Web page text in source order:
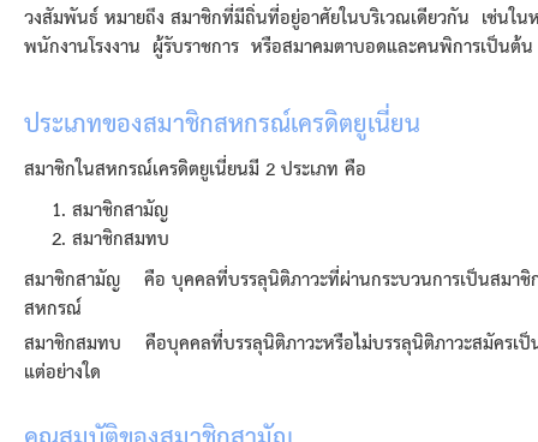
วงสัมพันธ์ หมายถึง สมาชิกที่มีถิ่นที่อยู่อาศัยในบริเวณเดียวกัน เช่นใ
พนักงานโรงงาน ผู้รับราชการ หรือสมาคมตาบอดและคนพิการเป็นต้น
ประเภทของสมาชิกสหกรณ์เครดิตยูเนี่ยน
สมาชิกในสหกรณ์เครดิตยูเนี่ยนมี 2 ประเภท คือ
สมาชิกสามัญ
สมาชิกสมทบ
สมาชิกสามัญ คือ บุคคลที่บรรลุนิติภาวะที่ผ่านกระบวนการเป็นสมา
สหกรณ์
สมาชิกสมทบ คือบุคคลที่บรรลุนิติภาวะหรือไม่บรรลุนิติภาวะสมัครเ
แต่อย่างใด